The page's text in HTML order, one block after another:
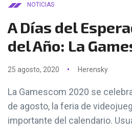
NOTICIAS
A Días del
del Año: La
25 agosto, 2020 Herensky
La Gamescom 2020 se
de agosto, la feria de
importante del calendario.